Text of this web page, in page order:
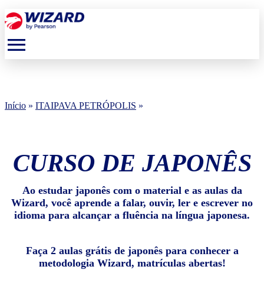
menu
Início » ITAIPAVA PETRÓPOLIS »
CURSO DE JAPONÊS
Ao estudar japonês com o material e as aulas da
Wizard, você aprende a falar, ouvir, ler e escrever no
idioma para alcançar a fluência na língua japonesa.
Faça 2 aulas grátis de japonês para conhecer a
metodologia Wizard, matrículas abertas!